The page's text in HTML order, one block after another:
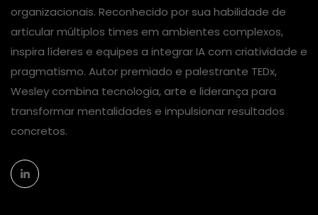
organizacionais. Reconhecido por sua habilidade de
articular múltiplos times em ambientes complexos,
inspira líderes e equipes a integrar IA com criatividade e
pragmatismo. Autor premiado e palestrante TEDx,
Wesley combina tecnologia, arte e liderança para
transformar mentalidades e impulsionar resultados
concretos.